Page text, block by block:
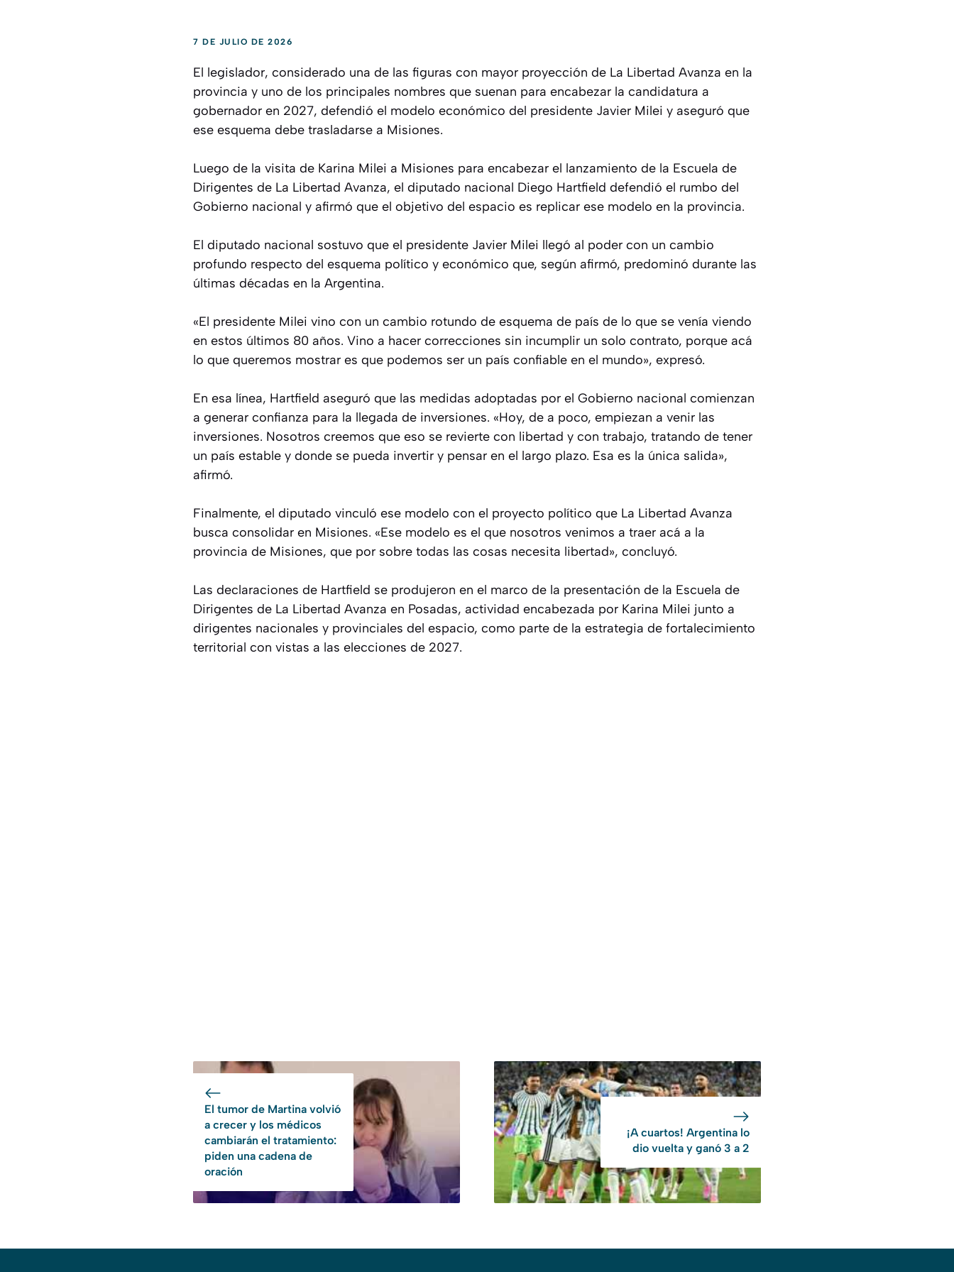
7 DE JULIO DE 2026
El legislador, considerado una de las figuras con mayor proyección de La Libertad Avanza en la
provincia y uno de los principales nombres que suenan para encabezar la candidatura a
gobernador en 2027, defendió el modelo económico del presidente Javier Milei y aseguró que
ese esquema debe trasladarse a Misiones.
Luego de la visita de Karina Milei a Misiones para encabezar el lanzamiento de la Escuela de
Dirigentes de La Libertad Avanza, el diputado nacional Diego Hartfield defendió el rumbo del
Gobierno nacional y afirmó que el objetivo del espacio es replicar ese modelo en la provincia.
El diputado nacional sostuvo que el presidente Javier Milei llegó al poder con un cambio
profundo respecto del esquema político y económico que, según afirmó, predominó durante las
últimas décadas en la Argentina.
«El presidente Milei vino con un cambio rotundo de esquema de país de lo que se venía viendo
en estos últimos 80 años. Vino a hacer correcciones sin incumplir un solo contrato, porque acá
lo que queremos mostrar es que podemos ser un país confiable en el mundo», expresó.
En esa línea, Hartfield aseguró que las medidas adoptadas por el Gobierno nacional comienzan
a generar confianza para la llegada de inversiones. «Hoy, de a poco, empiezan a venir las
inversiones. Nosotros creemos que eso se revierte con libertad y con trabajo, tratando de tener
un país estable y donde se pueda invertir y pensar en el largo plazo. Esa es la única salida»,
afirmó.
Finalmente, el diputado vinculó ese modelo con el proyecto político que La Libertad Avanza
busca consolidar en Misiones. «Ese modelo es el que nosotros venimos a traer acá a la
provincia de Misiones, que por sobre todas las cosas necesita libertad», concluyó.
Las declaraciones de Hartfield se produjeron en el marco de la presentación de la Escuela de
Dirigentes de La Libertad Avanza en Posadas, actividad encabezada por Karina Milei junto a
dirigentes nacionales y provinciales del espacio, como parte de la estrategia de fortalecimiento
territorial con vistas a las elecciones de 2027.
El tumor de Martina volvió
a crecer y los médicos
cambiarán el tratamiento:
piden una cadena de
oración
¡A cuartos! Argentina lo
dio vuelta y ganó 3 a 2